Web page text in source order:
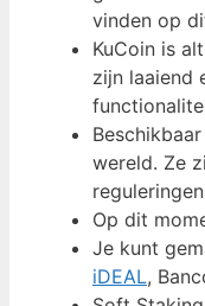
vinden op
KuCoin is
zijn laaiend
wereld. Ze
Op dit
Je kunt
iDEAL,